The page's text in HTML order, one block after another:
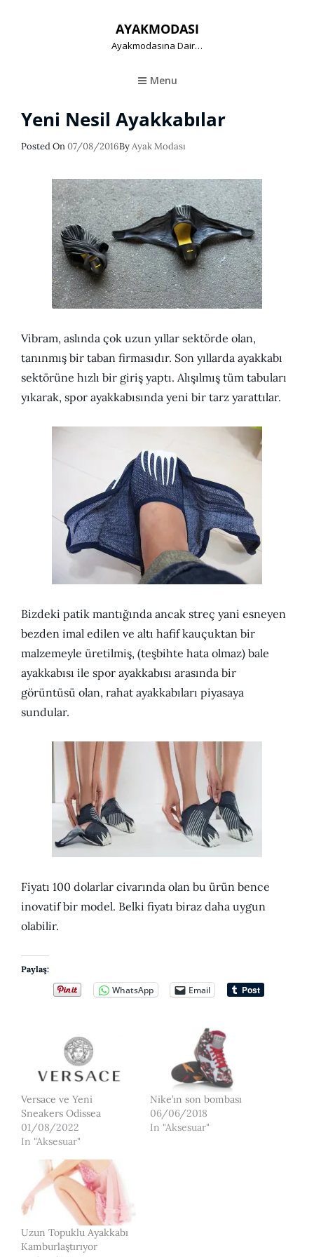
AYAKMODASI
Ayakmodasına Dair…
Menu
Yeni Nesil Ayakkabılar
Posted OnPosted
07/08/2016ByAyak Modası
Vibram, aslında çok uzun yıllar sektörde olan,
tanınmış bir taban firmasıdır. Son yıllarda ayakkabı
sektörüne hızlı bir giriş yaptı. Alışılmış tüm tabuları
yıkarak, spor ayakkabısında yeni bir tarz yarattılar.
Bizdeki patik mantığında ancak streç yani esneyen
bezden imal edilen ve altı hafif kauçuktan bir
malzemeyle üretilmiş, (teşbihte hata olmaz) bale
ayakkabısı ile spor ayakkabısı arasında bir
görüntüsü olan, rahat ayakkabıları piyasaya
sundular.
Fiyatı 100 dolarlar civarında olan bu ürün bence
inovatif bir model. Belki fiyatı biraz daha uygun
olabilir.
Paylaş:
WhatsApp Email
Versace ve Yeni
Sneakers Odissea
01/08/2022
In "Aksesuar"
Nike’ın son bombası
06/06/2018
In "Aksesuar"
Uzun Topuklu Ayakkabı
Kamburlaştırıyor